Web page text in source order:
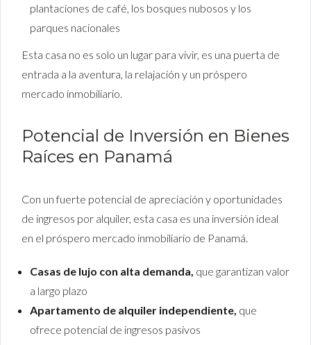
plantaciones de café, los bosques nubosos y los
parques nacionales
Esta casa no es solo un lugar para vivir, es una puerta de
entrada a la aventura, la relajación y un próspero
mercado inmobiliario.
Potencial de Inversión en Bienes
Raíces en Panamá
Con un fuerte potencial de apreciación y oportunidades
de ingresos por alquiler, esta casa es una inversión ideal
en el próspero mercado inmobiliario de Panamá.
Casas de lujo con alta demanda, que garantizan valor
a largo plazo
Apartamento de alquiler independiente, que
ofrece potencial de ingresos pasivos